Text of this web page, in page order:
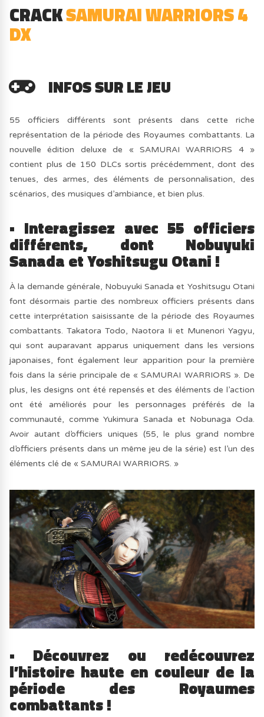
CRACKSAMURAI WARRIORS 4
DX
INFOS SUR LE JEU
55 officiers différents sont présents dans cette riche
représentation de la période des Royaumes combattants. La
nouvelle édition deluxe de « SAMURAI WARRIORS 4 »
contient plus de 150 DLCs sortis précédemment, dont des
tenues, des armes, des éléments de personnalisation, des
scénarios, des musiques d’ambiance, et bien plus.
• Interagissez avec 55 officiers
différents, dont Nobuyuki
Sanada et Yoshitsugu Otani !
À la demande générale, Nobuyuki Sanada et Yoshitsugu Otani
font désormais partie des nombreux officiers présents dans
cette interprétation saisissante de la période des Royaumes
combattants. Takatora Todo, Naotora Ii et Munenori Yagyu,
qui sont auparavant apparus uniquement dans les versions
japonaises, font également leur apparition pour la première
fois dans la série principale de « SAMURAI WARRIORS ». De
plus, les designs ont été repensés et des éléments de l’action
ont été améliorés pour les personnages préférés de la
communauté, comme Yukimura Sanada et Nobunaga Oda.
Avoir autant d’officiers uniques (55, le plus grand nombre
d’officiers présents dans un même jeu de la série) est l’un des
éléments clé de « SAMURAI WARRIORS. »
• Découvrez ou redécouvrez
l’histoire haute en couleur de la
période des Royaumes
combattants !